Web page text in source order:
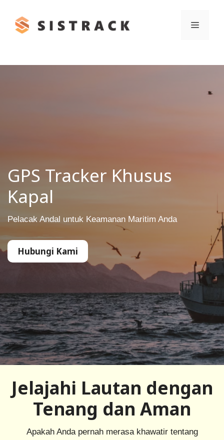
content
Menu
GPS Tracker Khusus
Kapal
Pelacak Andal untuk Keamanan Maritim Anda
Hubungi Kami
Jelajahi Lautan dengan
Tenang dan Aman
Apakah Anda pernah merasa khawatir tentang